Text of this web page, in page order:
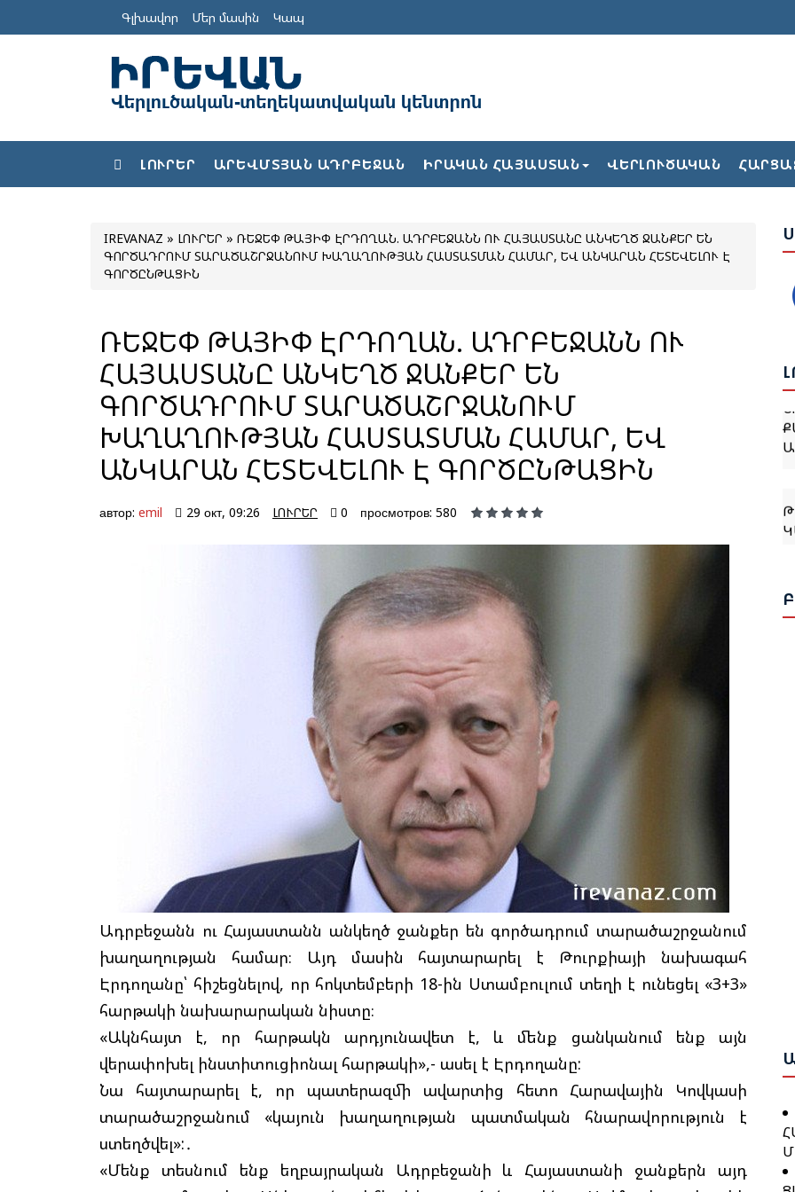
Գլխավոր Մեր մասին Կապ
ԼՈՒՐԵՐ ԱՐԵՎՄՏՅԱՆ ԱԴՐԲԵՋԱՆ ԻՐԱԿԱՆ ՀԱՅԱՍՏԱՆ ՎԵՐԼՈՒԾԱԿԱՆ
IREVANAZ » ԼՈՒՐԵՐ » ՌԵՋԵՓ ԹԱՅԻՓ ԷՐԴՈՂԱՆ. ԱԴՐԲԵՋԱՆՆ ՈՒ ՀԱՅԱՍՏԱՆԸ ԱՆԿԵՂԾ ՋԱՆՔԵՐ ԵՆ
ԳՈՐԾԱԴՐՈՒՄ ՏԱՐԱԾԱՇՐՋԱՆՈՒՄ ԽԱՂԱՂՈՒԹՅԱՆ ՀԱՍՏԱՏՄԱՆ ՀԱՄԱՐ, ԵՎ ԱՆԿԱՐԱՆ ՀԵՏԵՎԵԼՈՒ Է
ԳՈՐԾԸՆԹԱՑԻՆ
ՌԵՋԵՓ ԹԱՅԻՓ ԷՐԴՈՂԱՆ. ԱԴՐԲԵՋԱՆՆ ՈՒ
ՀԱՅԱՍՏԱՆԸ ԱՆԿԵՂԾ ՋԱՆՔԵՐ ԵՆ
ԳՈՐԾԱԴՐՈՒՄ ՏԱՐԱԾԱՇՐՋԱՆՈՒՄ
ԽԱՂԱՂՈՒԹՅԱՆ ՀԱՍՏԱՏՄԱՆ ՀԱՄԱՐ, ԵՎ
ԱՆԿԱՐԱՆ ՀԵՏԵՎԵԼՈՒ Է ԳՈՐԾԸՆԹԱՑԻՆ
автор: emil 29 окт, 09:26 ԼՈՒՐԵՐ 0 просмотров: 580
Ադրբեջանն ու Հայաստանն անկեղծ ջանքեր են գործադրում տարածաշրջանում
խաղաղության համար։ Այդ մասին հայտարարել է Թուրքիայի նախագահ
Էրդողանը՝ հիշեցնելով, որ հոկտեմբերի 18-ին Ստամբուլում տեղի է ունեցել «3+3»
հարթակի նախարարական նիստը։
«Ակնհայտ է, որ հարթակն արդյունավետ է, և մենք ցանկանում ենք այն
վերափոխել ինստիտուցիոնալ հարթակի»,- ասել է Էրդողանը:
Նա հայտարարել է, որ պատերազմի ավարտից հետո Հարավային Կովկասի
տարածաշրջանում «կայուն խաղաղության պատմական հնարավորություն է
ստեղծվել»:․
«Մենք տեսնում ենք եղբայրական Ադրբեջանի և Հայաստանի ջանքերն այդ